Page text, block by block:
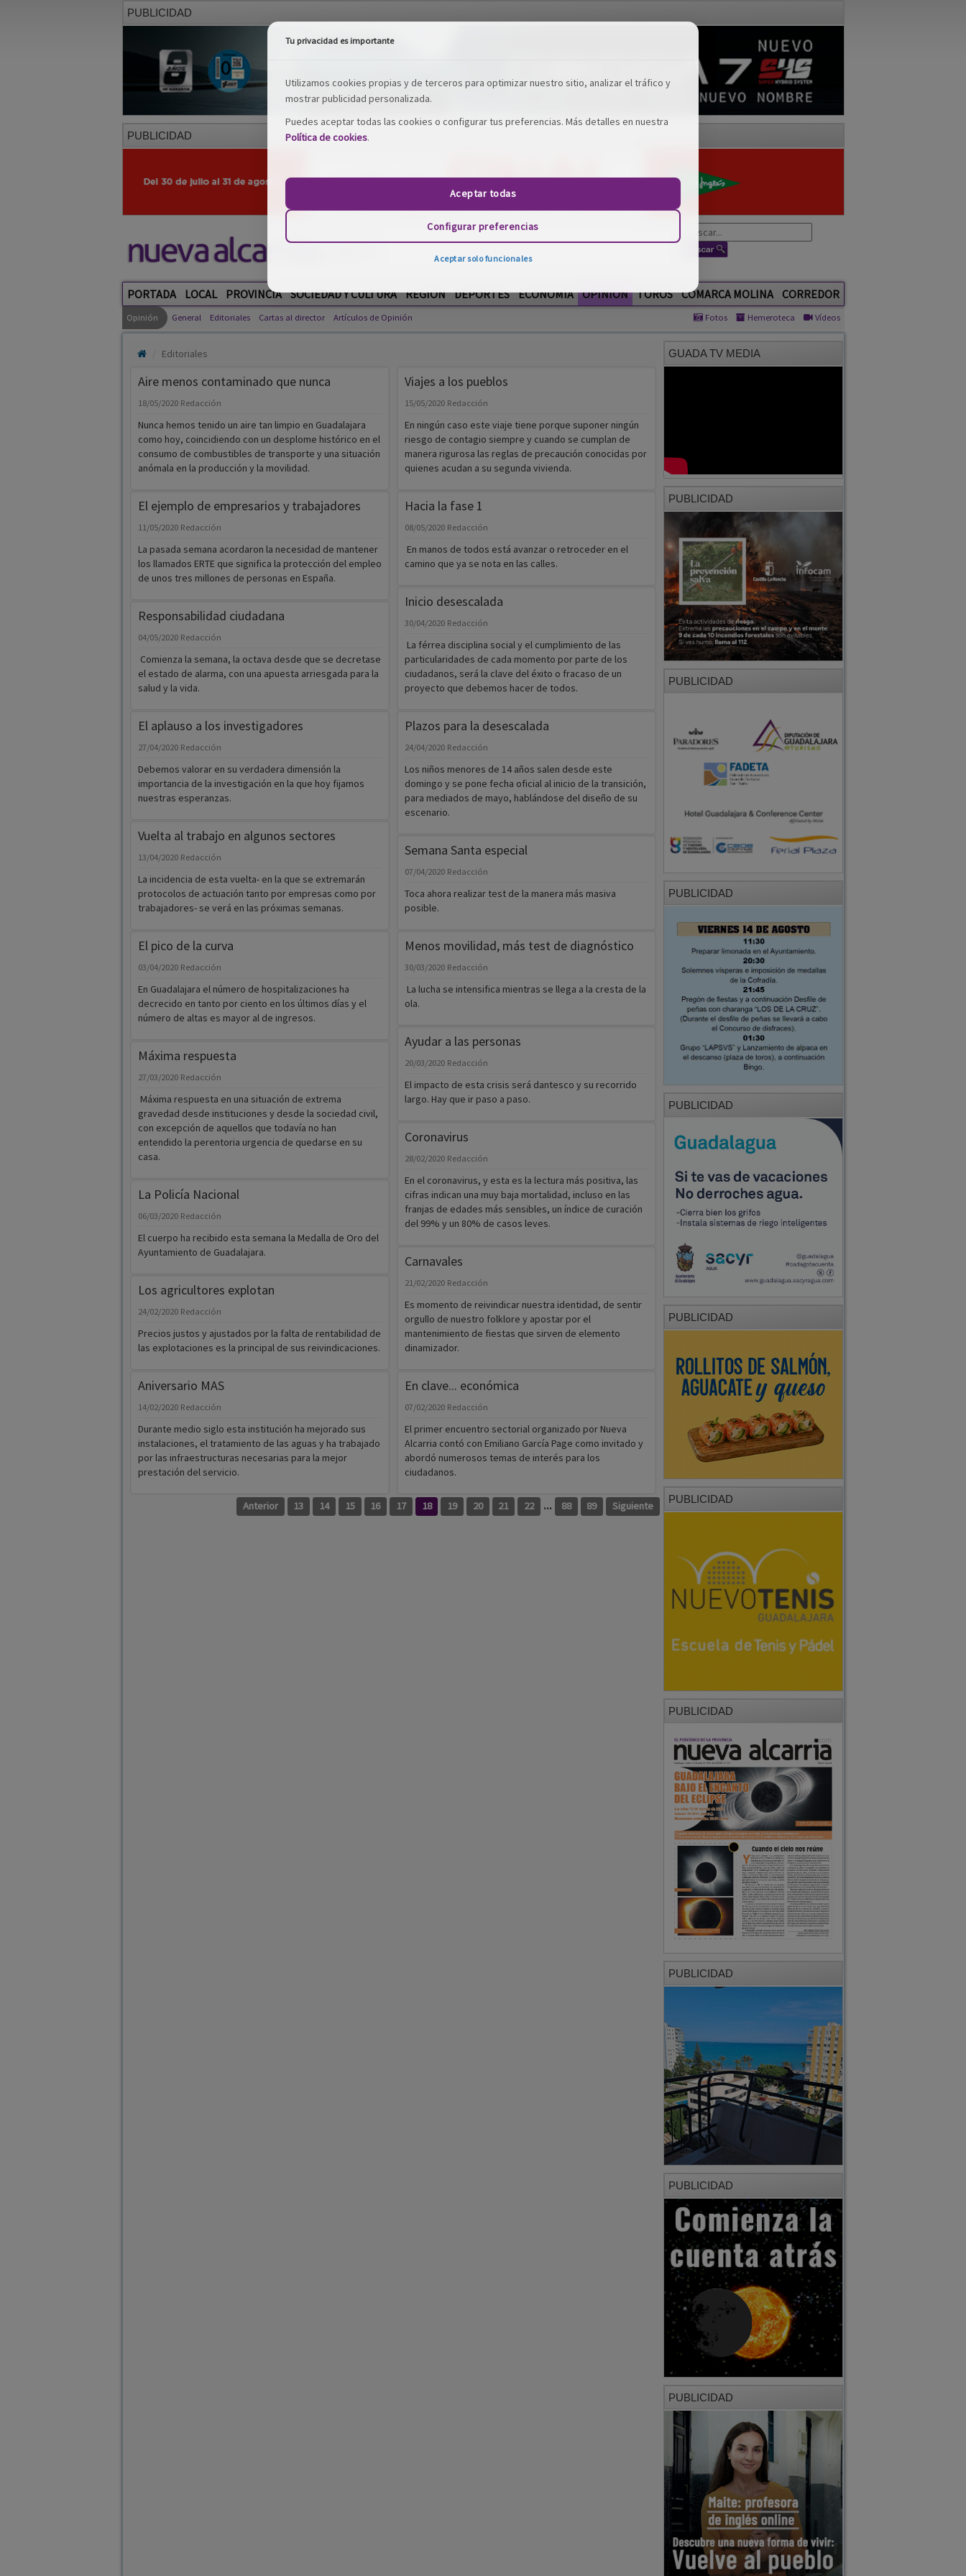
PUBLICIDAD
PUBLICIDAD
PORTADA LOCAL PROVINCIA SOCIEDAD Y CULTURA REGIÓN DEPORTES ECONOMÍA OPINIÓN TOROS COMARCA MOLINA CORREDOR
Opinión General Editoriales Cartas al director Artículos de Opinión Fotos Hemeroteca Vídeos
Editoriales
Aire menos contaminado que nunca
18/05/2020 Redacción
Nunca hemos tenido un aire tan limpio en Guadalajara
como hoy, coincidiendo con un desplome histórico en el
consumo de combustibles de transporte y una situación
anómala en la producción y la movilidad.
El ejemplo de empresarios y trabajadores
11/05/2020 Redacción
La pasada semana acordaron la necesidad de mantener
los llamados ERTE que significa la protección del empleo
de unos tres millones de personas en España.
Responsabilidad ciudadana
04/05/2020 Redacción
Comienza la semana, la octava desde que se decretase
el estado de alarma, con una apuesta arriesgada para la
salud y la vida.
El aplauso a los investigadores
27/04/2020 Redacción
Debemos valorar en su verdadera dimensión la
importancia de la investigación en la que hoy fijamos
nuestras esperanzas.
Vuelta al trabajo en algunos sectores
13/04/2020 Redacción
La incidencia de esta vuelta- en la que se extremarán
protocolos de actuación tanto por empresas como por
trabajadores- se verá en las próximas semanas.
El pico de la curva
03/04/2020 Redacción
En Guadalajara el número de hospitalizaciones ha
decrecido en tanto por ciento en los últimos días y el
número de altas es mayor al de ingresos.
Máxima respuesta
27/03/2020 Redacción
Máxima respuesta en una situación de extrema
gravedad desde instituciones y desde la sociedad civil,
con excepción de aquellos que todavía no han
entendido la perentoria urgencia de quedarse en su
casa.
La Policía Nacional
06/03/2020 Redacción
El cuerpo ha recibido esta semana la Medalla de Oro del
Ayuntamiento de Guadalajara.
Los agricultores explotan
24/02/2020 Redacción
Precios justos y ajustados por la falta de rentabilidad de
las explotaciones es la principal de sus reivindicaciones.
Aniversario MAS
14/02/2020 Redacción
Durante medio siglo esta institución ha mejorado sus
instalaciones, el tratamiento de las aguas y ha trabajado
por las infraestructuras necesarias para la mejor
prestación del servicio.
Viajes a los pueblos
15/05/2020 Redacción
En ningún caso este viaje tiene porque suponer ningún
riesgo de contagio siempre y cuando se cumplan de
manera rigurosa las reglas de precaución conocidas por
quienes acudan a su segunda vivienda.
Hacia la fase 1
08/05/2020 Redacción
En manos de todos está avanzar o retroceder en el
camino que ya se nota en las calles.
Inicio desescalada
30/04/2020 Redacción
La férrea disciplina social y el cumplimiento de las
particularidades de cada momento por parte de los
ciudadanos, será la clave del éxito o fracaso de un
proyecto que debemos hacer de todos.
Plazos para la desescalada
24/04/2020 Redacción
Los niños menores de 14 años salen desde este
domingo y se pone fecha oficial al inicio de la transición,
para mediados de mayo, hablándose del diseño de su
escenario.
Semana Santa especial
07/04/2020 Redacción
Toca ahora realizar test de la manera más masiva
posible.
Menos movilidad, más test de diagnóstico
30/03/2020 Redacción
La lucha se intensifica mientras se llega a la cresta de la
ola.
Ayudar a las personas
20/03/2020 Redacción
El impacto de esta crisis será dantesco y su recorrido
largo. Hay que ir paso a paso.
Coronavirus
28/02/2020 Redacción
En el coronavirus, y esta es la lectura más positiva, las
cifras indican una muy baja mortalidad, incluso en las
franjas de edades más sensibles, un índice de curación
del 99% y un 80% de casos leves.
Carnavales
21/02/2020 Redacción
Es momento de reivindicar nuestra identidad, de sentir
orgullo de nuestro folklore y apostar por el
mantenimiento de fiestas que sirven de elemento
dinamizador.
En clave... económica
07/02/2020 Redacción
El primer encuentro sectorial organizado por Nueva
Alcarria contó con Emiliano García Page como invitado y
abordó numerosos temas de interés para los
ciudadanos.
Anterior 13 14 15 16 17 18 19 20 21 22 ... 88 89 Siguiente
GUADA TV MEDIA
PUBLICIDAD
PUBLICIDAD
PUBLICIDAD
PUBLICIDAD
PUBLICIDAD
PUBLICIDAD
PUBLICIDAD
PUBLICIDAD
PUBLICIDAD
PUBLICIDAD
Tu privacidad es importante
Utilizamos cookies propias y de terceros para optimizar nuestro sitio, analizar el tráfico y
mostrar publicidad personalizada.
Puedes aceptar todas las cookies o configurar tus preferencias. Más detalles en nuestra
Política de cookies.
Aceptar todas
Configurar preferencias
Aceptar solo funcionales